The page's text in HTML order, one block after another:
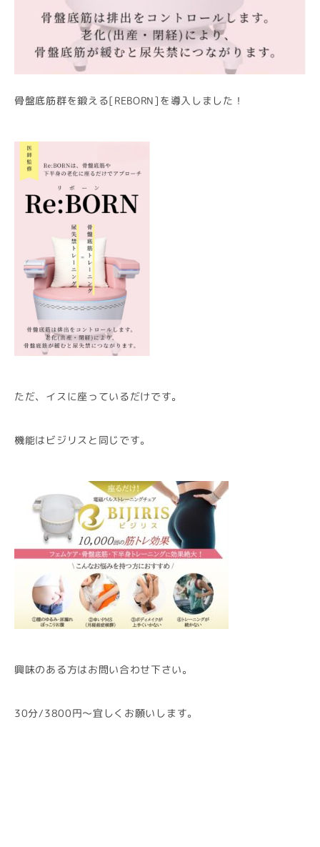
骨盤底筋群を鍛える[REBORN]を導入しました！
ただ、イスに座っているだけです。
機能はビジリスと同じです。
興味のある方はお問い合わせ下さい。
30分/3800円～宜しくお願いします。